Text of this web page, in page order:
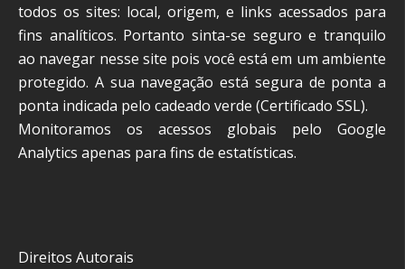
todos os sites: local, origem, e links acessados para
fins analíticos. Portanto sinta-se seguro e tranquilo
ao navegar nesse site pois você está em um ambiente
protegido. A sua navegação está segura de ponta a
ponta indicada pelo cadeado verde (Certificado SSL).
Monitoramos os acessos globais pelo Google
Analytics apenas para fins de estatísticas.
Direitos Autorais